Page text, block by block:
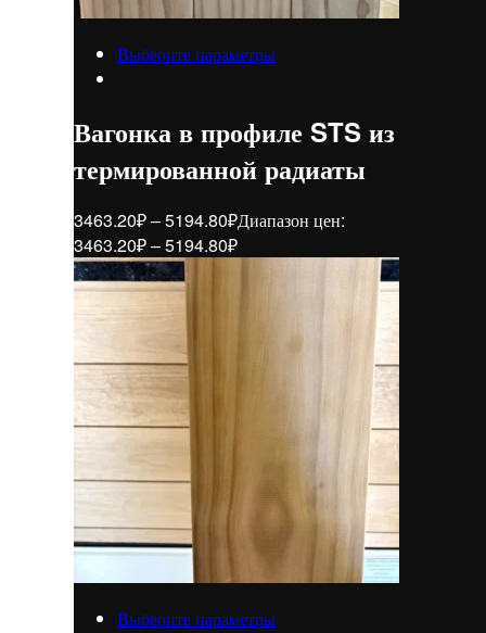
Выберите параметры
Вагонка в профиле STS из
термированной радиаты
3463.20₽–5194.80₽Диапазон цен:
3463.20₽ – 5194.80₽
Выберите параметры